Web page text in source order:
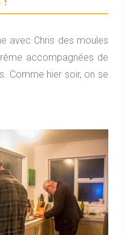
avec Chris des moules
accompagnées de
Comme hier soir, on se